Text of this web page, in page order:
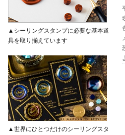
▲シーリングスタンプに必要な基本道
具を取り揃えています
▲世界にひとつだけのシーリングスタ